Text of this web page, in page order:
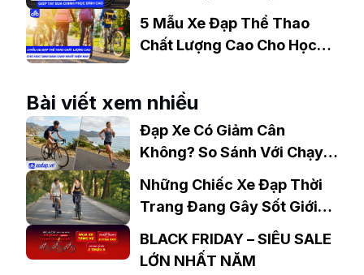
Chinh Phục Đỉnh Cao
5 Mẫu Xe Đạp Thể Thao
Chất Lượng Cao Cho Học
Bài viết xem nhiều
Đạp Xe Có Giảm Cân
Không? So Sánh Với Chạy
Những Chiếc Xe Đạp Thời
Trang Đang Gây Sốt Giới
BLACK FRIDAY – SIÊU SALE
LỚN NHẤT NĂM